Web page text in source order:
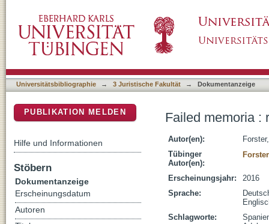
Universitätsbibliographie → 3 Juristische Fakultät → Dokumentanzeige
Failed memoria :
Autor(en):
Tübinger
Autor(en):
Erscheinungsjahr:
2016
Sprache:
Schlagworte:
PUBLIKATION MELDEN
Hilfe und Informationen
Stöbern
Dokumentanzeige
Erscheinungsdatum
Autoren